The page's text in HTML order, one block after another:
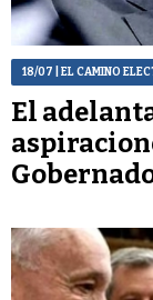
18/07 | EL CAMINO
El